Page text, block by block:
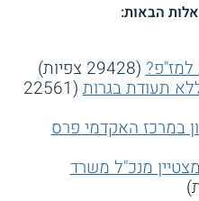
הבאות:
(29428 צפיות)
(22561
במרכז האקדמי פרס
מנכ"ל משרד